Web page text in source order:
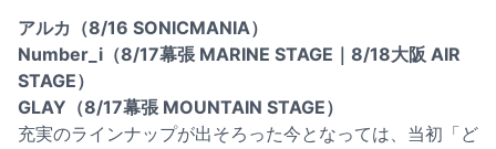
アルカ（8/16 SONICMANIA）
Number_i（8/17幕張 MARINE STAGE｜8/18大阪 AIR
STAGE）
GLAY（8/17幕張 MOUNTAIN STAGE）
充実のラインナップが出そろった今となっては、当初「ど